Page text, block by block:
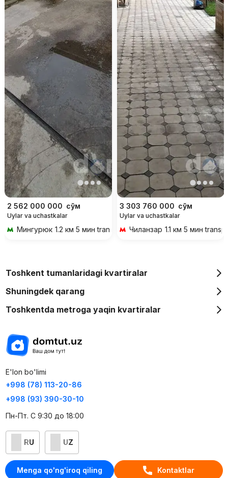
Menga qo'ng'iroq qiling Kontaktlar
2 562 000 000 сўм
Uylar va uchastkalar
Мингурюк 1.2 км 5 мин transportda
3 303 760 000 сўм
Uylar va uchastkalar
Чиланзар 1.1 км 5 мин
Toshkent tumanlaridagi kvartiralar
Shuningdek qarang
Toshkentda metroga yaqin kvartiralar
E'lon bo'limi
+998 (78) 113-20-86
+998 (93) 390-30-10
Пн-Пт. С 9:30 до 18:00
RU UZ
Kontaktlar